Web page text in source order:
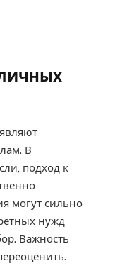
В
подход к
могут сильно
нужд
Важность